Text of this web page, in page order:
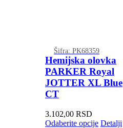
Šifra: PK68359
Hemijska olovka
PARKER Royal
JOTTER XL Blue
CT
3.102,00 RSD
Odaberite opcije Detalji